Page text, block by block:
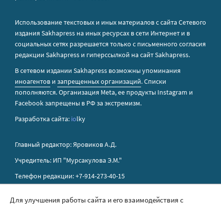
Использование текстовых и иных материалов с сайта Сетевого
издания Sakhapress на иных ресурсах в сети Интернет и в
социальных сетях разрешается только с письменного согласия
редакции Sakhapress и гиперссылкой на сайт Sakhapress.
В сетевом издании Sakhapress возможны упоминания
иноагентов и запрещенных организаций. Списки
пополняются. Организация Metа, ее продукты Instagram и
Facebook запрещены в РФ за экстремизм.
Разработка сайта: iolky
Главный редактор: Яровиков А.Д.
Учредитель: ИП "Мурсакулова Э.М."
Телефон редакции: +7-914-273-40-15
Для улучшения работы сайта и его взаимодействия с